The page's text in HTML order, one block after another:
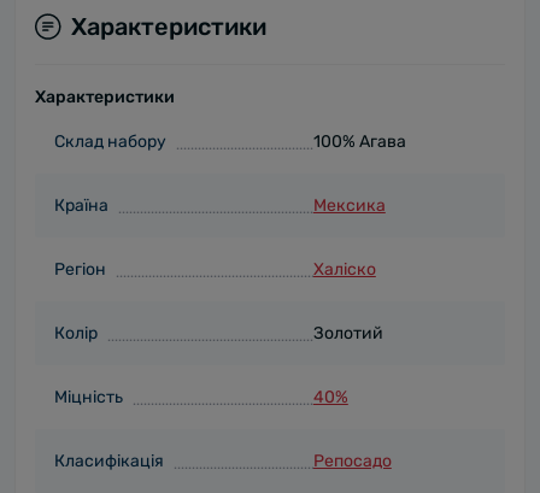
Характеристики
Характеристики
Cклад набору 100% Агава
Країна Мексика
Регіон Халіско
Колір Золотий
Міцність 40%
Класифікація Репосадо